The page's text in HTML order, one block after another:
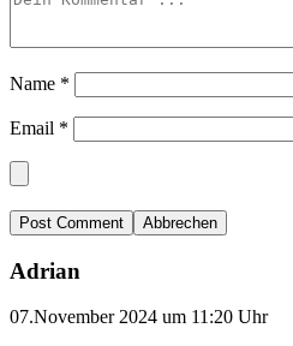
Name *
Email *
Abbrechen
Adrian
07.November 2024 um 11:20 Uhr